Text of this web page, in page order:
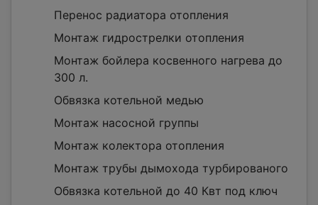
Перенос радиатора отопления
Монтаж гидрострелки отопления
Монтаж бойлера косвенного нагрева до
300 л.
Обвязка котельной медью
Монтаж насосной группы
Монтаж колектора отопления
Монтаж трубы дымохода турбированого
Обвязка котельной до 40 Квт под ключ